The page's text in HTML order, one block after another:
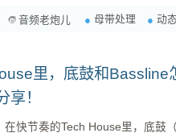
音频老炮儿 母带处理 动
里，底鼓和Bassline
享！
在快节奏的Tech House里，底鼓